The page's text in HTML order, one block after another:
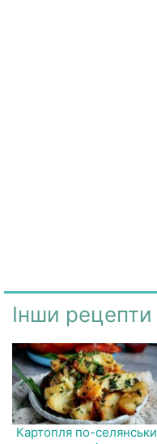
Інши рецепти
Картопля по-селянськи